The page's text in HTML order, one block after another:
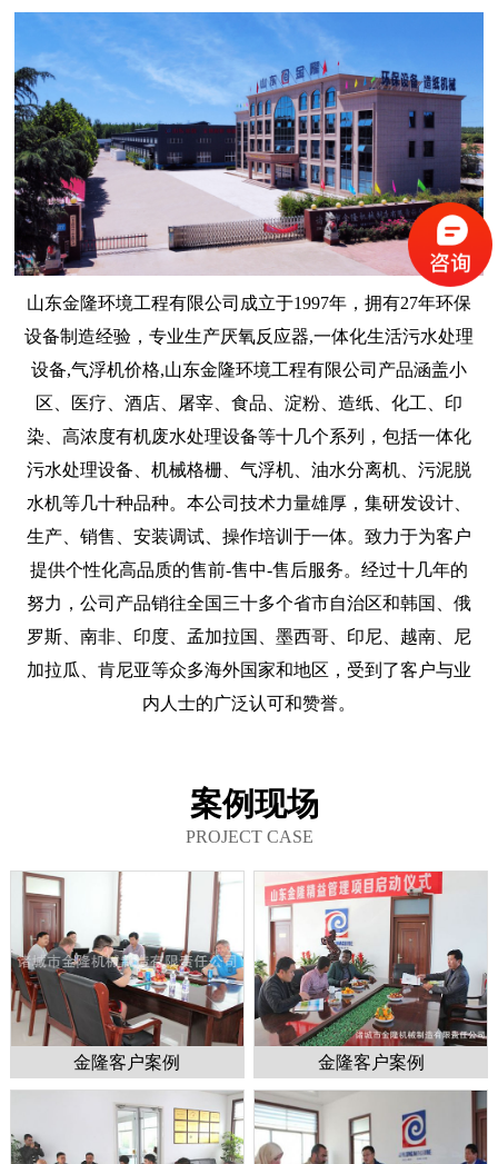
山东金隆环境工程有限公司成立于1997年，拥有27年环保
设备制造经验，专业生产厌氧反应器,一体化生活污水处理
设备,气浮机价格,山东金隆环境工程有限公司产品涵盖小
区、医疗、酒店、屠宰、食品、淀粉、造纸、化工、印
染、高浓度有机废水处理设备等十几个系列，包括一体化
污水处理设备、机械格栅、气浮机、油水分离机、污泥脱
水机等几十种品种。本公司技术力量雄厚，集研发设计、
生产、销售、安装调试、操作培训于一体。致力于为客户
提供个性化高品质的售前-售中-售后服务。经过十几年的
努力，公司产品销往全国三十多个省市自治区和韩国、俄
罗斯、南非、印度、孟加拉国、墨西哥、印尼、越南、尼
加拉瓜、肯尼亚等众多海外国家和地区，受到了客户与业
内人士的广泛认可和赞誉。
案例现场
PROJECT CASE
金隆客户案例 金隆客户案例